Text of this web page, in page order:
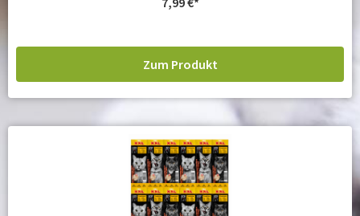
Zum Produkt